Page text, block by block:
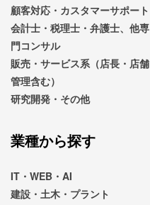
顧客対応・カスタマーサポート
会計士・税理士・弁護士、他専
門コンサル
販売・サービス系（店長・店舗
管理含む）
研究開発・その他
業種から探す
IT・WEB・AI
建設・土木・プラント